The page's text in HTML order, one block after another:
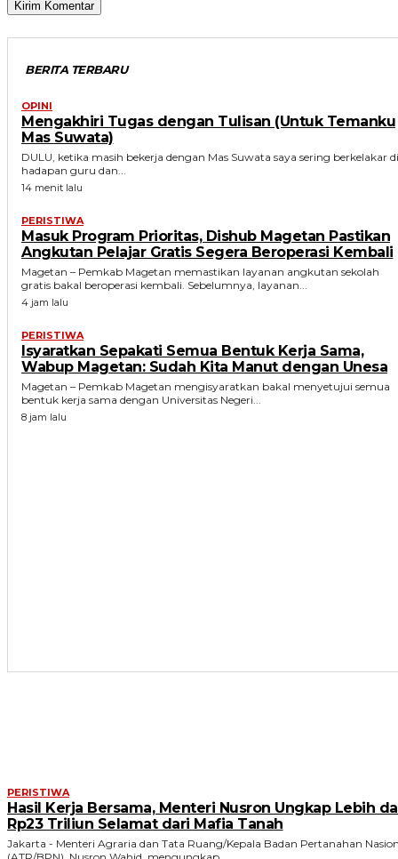
BERITA TERBARU
OPINI
Mengakhiri Tugas dengan Tulisan (Untuk Temanku
Mas Suwata)
DULU, ketika masih bekerja dengan Mas Suwata saya sering berkelakar di
hadapan guru dan...
14 menit lalu
PERISTIWA
Masuk Program Prioritas, Dishub Magetan Pastikan
Angkutan Pelajar Gratis Segera Beroperasi Kembali
Magetan – Pemkab Magetan memastikan layanan angkutan sekolah
gratis bakal beroperasi kembali. Sebelumnya, layanan...
4 jam lalu
PERISTIWA
Isyaratkan Sepakati Semua Bentuk Kerja Sama,
Wabup Magetan: Sudah Kita Manut dengan Unesa
Magetan – Pemkab Magetan mengisyaratkan bakal menyetujui semua
bentuk kerja sama dengan Universitas Negeri...
8 jam lalu
PERISTIWA
Hasil Kerja Bersama, Menteri Nusron Ungkap Lebih
Rp23 Triliun Selamat dari Mafia Tanah
Jakarta - Menteri Agraria dan Tata Ruang/Kepala Badan Pertanahan